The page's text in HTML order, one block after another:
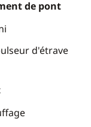
de pont
d'étrave